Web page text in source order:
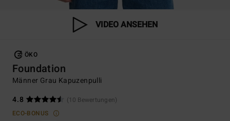
VIDEO ANSEHEN
ÖKO
Foundation
Männer Grau Kapuzenpulli
4.8
(10 Bewertungen)
ECO-BONUS